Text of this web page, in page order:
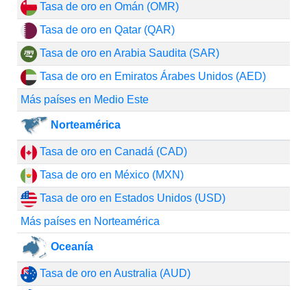
Tasa de oro en Omán (OMR)
Tasa de oro en Qatar (QAR)
Tasa de oro en Arabia Saudita (SAR)
Tasa de oro en Emiratos Árabes Unidos (AED)
Más países en Medio Este
Norteamérica
Tasa de oro en Canadá (CAD)
Tasa de oro en México (MXN)
Tasa de oro en Estados Unidos (USD)
Más países en Norteamérica
Oceanía
Tasa de oro en Australia (AUD)